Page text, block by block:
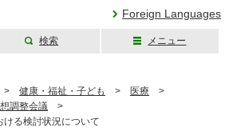
Foreign Languages
検索 メニュー
> 健康・福祉・子ども > 医療 >
調整会議 >
る検討状況について